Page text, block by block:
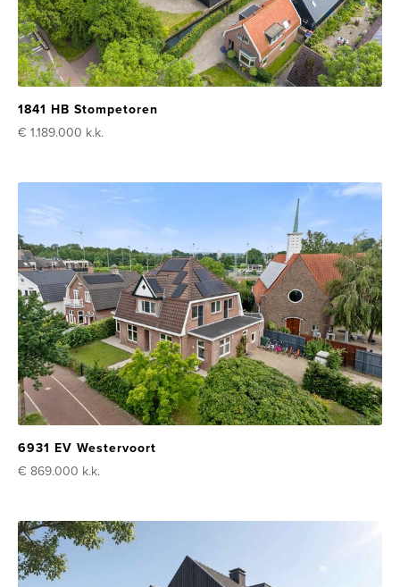
1841 HB Stompetoren
€ 1.189.000 k.k.
6931 EV Westervoort
€ 869.000 k.k.